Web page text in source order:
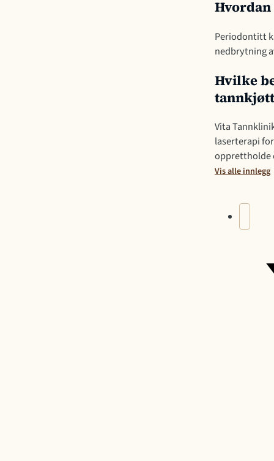
Periodontitt
nedbrytning
Hvilke
Vita
laserterapi
opprettholde
Vis alle innlegg